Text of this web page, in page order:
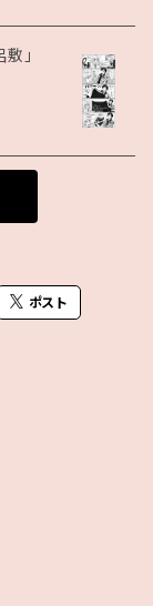
」
ポスト